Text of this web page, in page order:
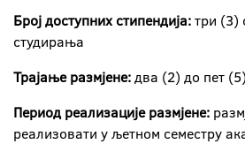
Број доступних стипендија:три (3)
студирања
Трајање размјене:два (2) до пет
Период реализацијеразмјене:
реализовати у љетном семестру